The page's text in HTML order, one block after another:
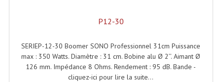
Projecteurs Déco À Leds
Projecteurs Leds
P12-30
SERIEP-12-30 Boomer SONO Professionnel 31cm Puissance
max : 350 Watts. Diamètre : 31 cm. Bobine alu Ø 2’’. Aimant Ø
126 mm. Impédance 8 Ohms. Rendement : 95 dB. Bande -
cliquez-ici pour lire la suite...